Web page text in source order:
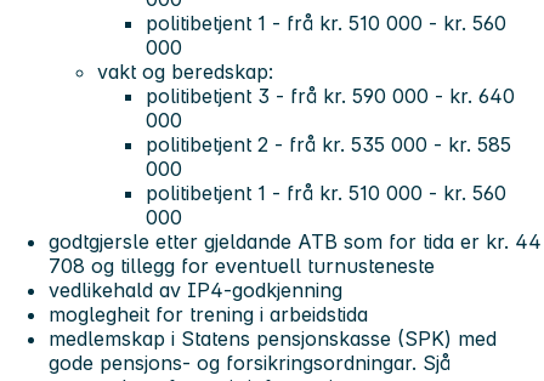
politibetjent 1 - frå kr. 510 000 - kr. 560
000
vakt og beredskap:
politibetjent 3 - frå kr. 590 000 - kr. 640
000
politibetjent 2 - frå kr. 535 000 - kr. 585
000
politibetjent 1 - frå kr. 510 000 - kr. 560
000
godtgjersle etter gjeldande ATB som for tida er kr. 44
708 og tillegg for eventuell turnusteneste
vedlikehald av IP4-godkjenning
moglegheit for trening i arbeidstida
medlemskap i Statens pensjonskasse (SPK) med
gode pensjons- og forsikringsordningar. Sjå